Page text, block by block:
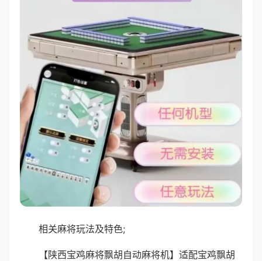
相关麻将玩法及特色;
【陕西宝鸡麻将飘胡自动麻将机】适配宝鸡飘胡